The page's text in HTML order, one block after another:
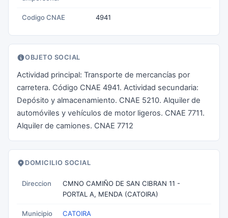
Codigo CNAE 4941
OBJETO SOCIAL
Actividad principal: Transporte de mercancías por
carretera. Código CNAE 4941. Actividad secundaria:
Depósito y almacenamiento. CNAE 5210. Alquiler de
automóviles y vehículos de motor ligeros. CNAE 7711.
Alquiler de camiones. CNAE 7712
DOMICILIO SOCIAL
Direccion
CMNO CAMIÑO DE SAN CIBRAN 11 -
PORTAL A, MENDA (CATOIRA)
Municipio CATOIRA